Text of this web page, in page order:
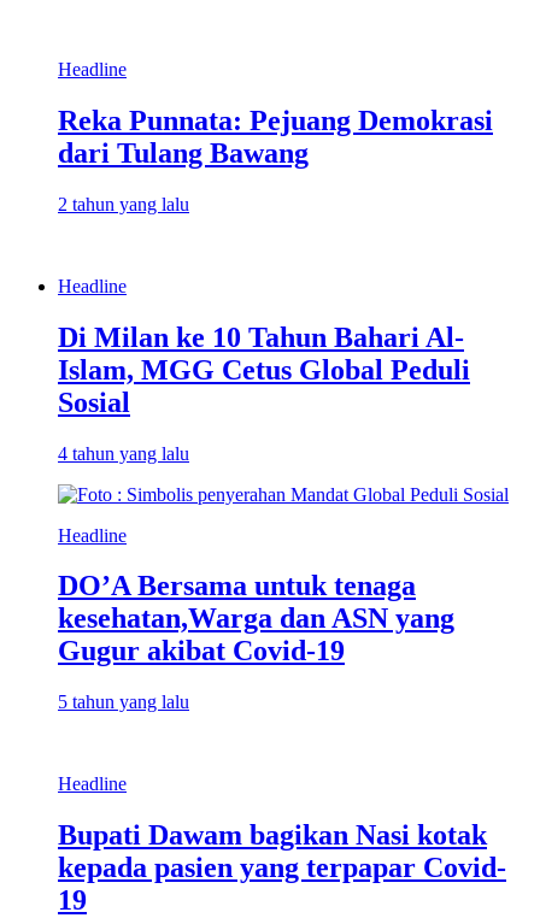
Headline
Reka Punnata: Pejuang Demokrasi
dari Tulang Bawang
2 tahun yang lalu
Headline
Di Milan ke 10 Tahun Bahari Al-
Islam, MGG Cetus Global Peduli
Sosial
4 tahun yang lalu
Headline
DO’A Bersama untuk tenaga
kesehatan,Warga dan ASN yang
Gugur akibat Covid-19
5 tahun yang lalu
Headline
Bupati Dawam bagikan Nasi kotak
kepada pasien yang terpapar Covid-
19